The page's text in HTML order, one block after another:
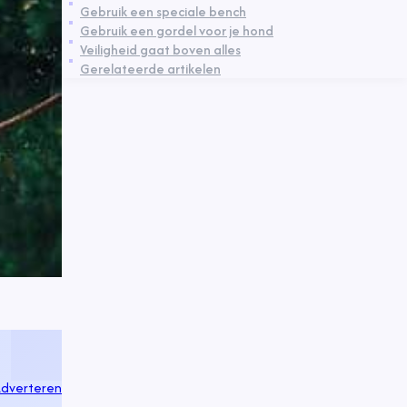
Gebruik een speciale bench
Gebruik een gordel voor je hond
Veiligheid gaat boven alles
Gerelateerde artikelen